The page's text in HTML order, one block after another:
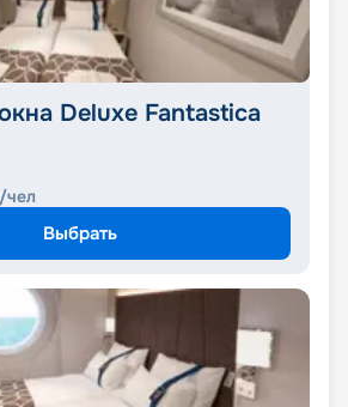
Deluxe Fantastica
/чел
Выбрать